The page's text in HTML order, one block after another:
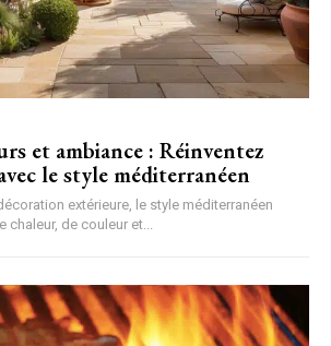
et ambiance : Réinventez
le style méditerranéen
extérieure, le style méditerranéen
de couleur et...